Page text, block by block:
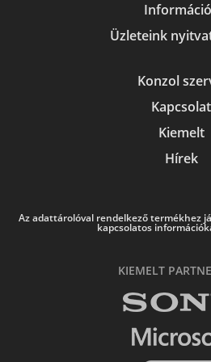
Üzleteink
Konzol
Kapcsolat
Kiemelt
Hírek
Az adattárolóval rendelkező termékhez
kapcsolatos
KIEMELT